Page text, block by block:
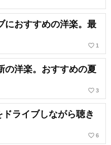
におすすめの洋楽。最
favorite_border 1
の洋楽。おすすめの夏
favorite_border 3
ドライブしながら聴き
favorite_border 6